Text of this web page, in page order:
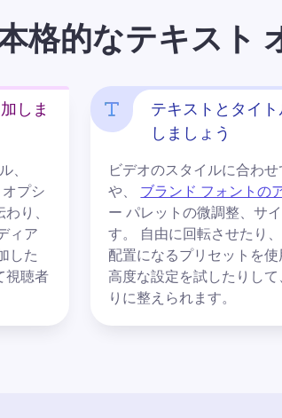
格的なテキスト
しま
、
プシ
り、
ィア
した
視聴者
テキストとタイ
しましょう
ビデオのスタイルに合わ
や、 ブランド フォントの
ー パレットの微調整、サ
す。 自由に回転させたり
配置になるプリセットを
高度な設定を試したりし
りに整えられます。